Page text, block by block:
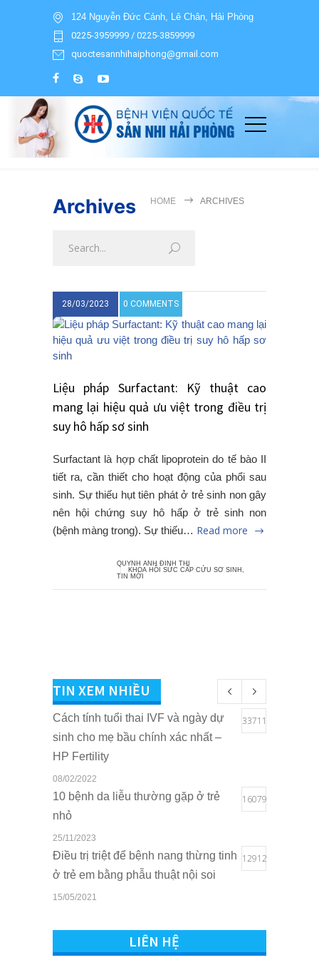
124 Nguyễn Đức Cảnh, Lê Chân, Hải Phòng
0225-3959999 / 0225-3859999
quoctesannhihaiphong@gmail.com
Archives HOME ARCHIVES
28/03/2023 0 COMMENTS
Liệu pháp Surfactant: Kỹ thuật cao
mang lại hiệu quả ưu việt trong điều trị
suy hô hấp sơ sinh
Surfactant là hợp chất lipoprotein do tế bào II
tiết ra, cần thiết cho hoạt động của phổi sau
sinh. Sự thiếu hụt tiên phát ở trẻ sinh non gây
nên hội chứng suy hô hấp ở trẻ sinh non
(bệnh màng trong). Sự thiếu… Read more
QUYNH ANH ĐINH THỊ
KHOA HỒI SỨC CẤP CỨU SƠ SINH ,
TIN MỚI
TIN XEM NHIỀU
Cách tính tuổi thai IVF và ngày dự
sinh cho mẹ bầu chính xác nhất –
HP Fertility
33711
08/02/2022
10 bệnh da liễu thường gặp ở trẻ
nhỏ
16079
25/11/2023
Điều trị triệt để bệnh nang thừng tinh
ở trẻ em bằng phẫu thuật nội soi
12912
15/05/2021
BHYT tại Bệnh viện Quốc tế Sản
Nhi Hải Phòng
LIÊN HỆ